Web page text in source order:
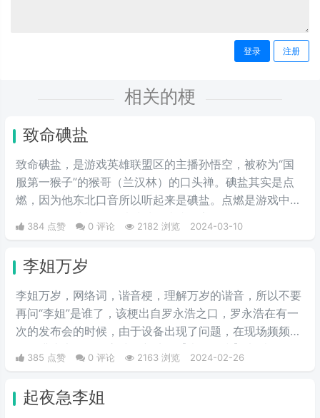
登录 注册
相关的梗
致命碘盐
致命碘盐，是游戏英雄联盟区的主播孙悟空，被称为“国
服第一猴子”的猴哥（兰汉林）的口头禅。碘盐其实是点
燃，因为他东北口音所以听起来是碘盐。点燃是游戏中的
一个召唤师技能，可以对对面造成伤害。
384 点赞 0 评论 2182 浏览 2024-03-10
李姐万岁
李姐万岁，网络词，谐音梗，理解万岁的谐音，所以不要
再问“李姐”是谁了，该梗出自罗永浩之口，罗永浩在有一
次的发布会的时候，由于设备出现了问题，在现场频频出
错，满头大汗的罗永浩不断地说【李姐万岁】来缓解尴
尬，然后被一些锤子的粉丝疯狂传播。疯狂复读，每每出
可以说相当沙雕了，哈哈哈哈哈哈哈哈哈。
385 点赞 0 评论 2163 浏览 2024-02-26
起夜急李姐